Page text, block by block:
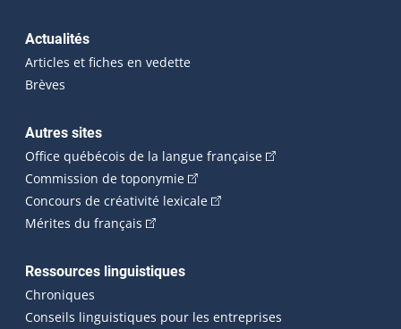
Actualités
Articles et fiches en vedette
Brèves
Autres sites
Office québécois de la langue française(Cet hyperlien
Commission de toponymie(Cet hyperlien externe s'ouvrira
Concours de créativité lexicale(Cet hyperlien externe
Mérites du français (Cet hyperlien externe s'ouvrira dans une
Ressources linguistiques
Chroniques
Conseils linguistiques pour les entreprises